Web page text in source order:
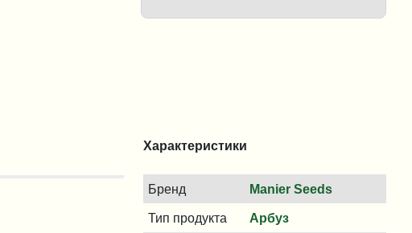
Характеристики
Бренд Manier Seeds
Тип продукта Арбуз